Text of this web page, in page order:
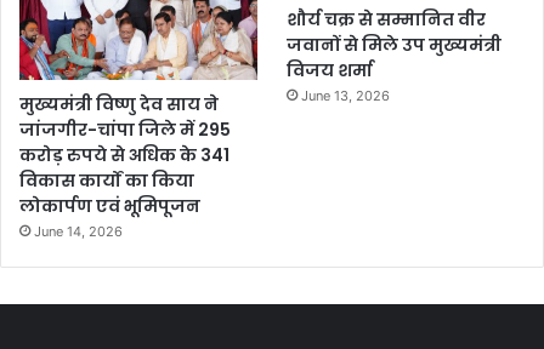
मुख्यमंत्री विष्णु देव साय ने
जांजगीर-चांपा जिले में 295
करोड़ रुपये से अधिक के 341
विकास कार्यों का किया
लोकार्पण एवं भूमिपूजन
June 14, 2026
शौर्य चक्र से सम्मानित वीर
जवानों से मिले उप मुख्यमंत्री
विजय शर्मा
June 13, 2026